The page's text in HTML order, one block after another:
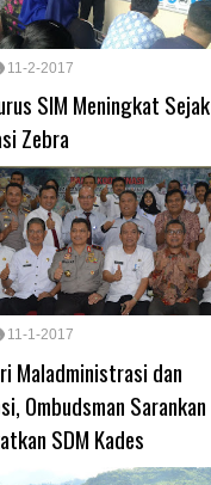
11-2-2017
SIM Meningkat Sejak
Zebra
11-1-2017
Maladministrasi dan
Ombudsman Sarankan
SDM Kades